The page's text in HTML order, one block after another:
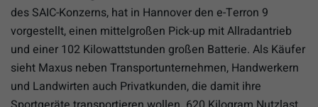
des SAIC-Konzerns, hat in Hannover den e-Terron 9
vorgestellt, einen mittelgroßen Pick-up mit Allradantrieb
und einer 102 Kilowattstunden großen Batterie. Als Käufer
sieht Maxus neben Transportunternehmen, Handwerkern
und Landwirten auch Privatkunden, die damit ihre